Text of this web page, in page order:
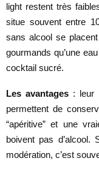
light restent très
situe souvent entre
sans alcool se
gourmands qu’une
cocktail sucré.
Les avantages : leur
permettent de
“apéritive” et une
boivent pas
modération, c’est